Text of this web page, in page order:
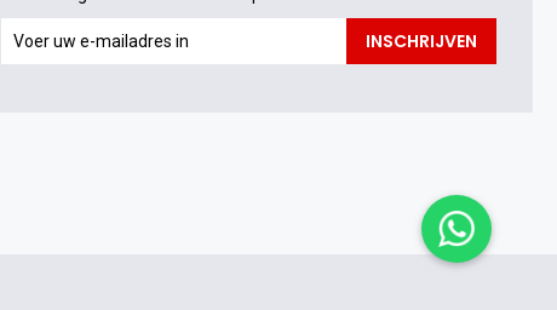
ontvang
INSCHRIJVEN